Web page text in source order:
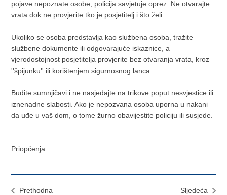
pojave nepoznate osobe, policija savjetuje oprez. Ne otvarajte
vrata dok ne provjerite tko je posjetitelj i što želi.
Ukoliko se osoba predstavlja kao službena osoba, tražite
službene dokumente ili odgovarajuće iskaznice, a
vjerodostojnost posjetitelja provjerite bez otvaranja vrata, kroz
''špijunku'' ili korištenjem sigurnosnog lanca.
Budite sumnjičavi i ne nasjedajte na trikove poput nesvjestice ili
iznenadne slabosti. Ako je nepozvana osoba uporna u nakani
da uđe u vaš dom, o tome žurno obavijestite policiju ili susjede.
Priopćenja
Prethodna
Sljedeća